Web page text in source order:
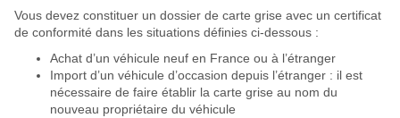
Vous devez constituer un dossier de carte grise avec un certificat
de conformité dans les situations définies ci-dessous :
Achat d’un véhicule neuf en France ou à l’étranger
Import d’un véhicule d’occasion depuis l’étranger : il est
nécessaire de faire établir la carte grise au nom du
nouveau propriétaire du véhicule